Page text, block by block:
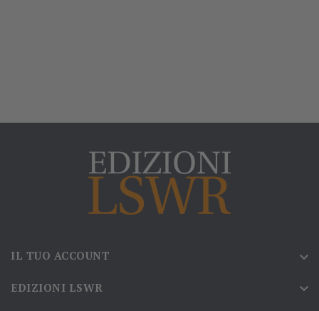
IL TUO ACCOUNT 
EDIZIONI LSWR 